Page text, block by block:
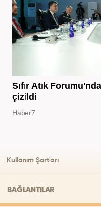
Sıfır Atık
çizildi
Haber7
Kullanım Şartları
BAĞLANTILAR